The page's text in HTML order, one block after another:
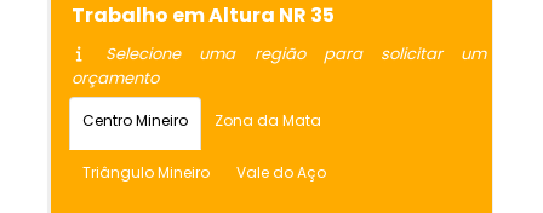
Trabalho em Altura NR 35
Selecione uma região para solicitar um
orçamento
Centro Mineiro Zona da Mata
Triângulo Mineiro Vale do Aço